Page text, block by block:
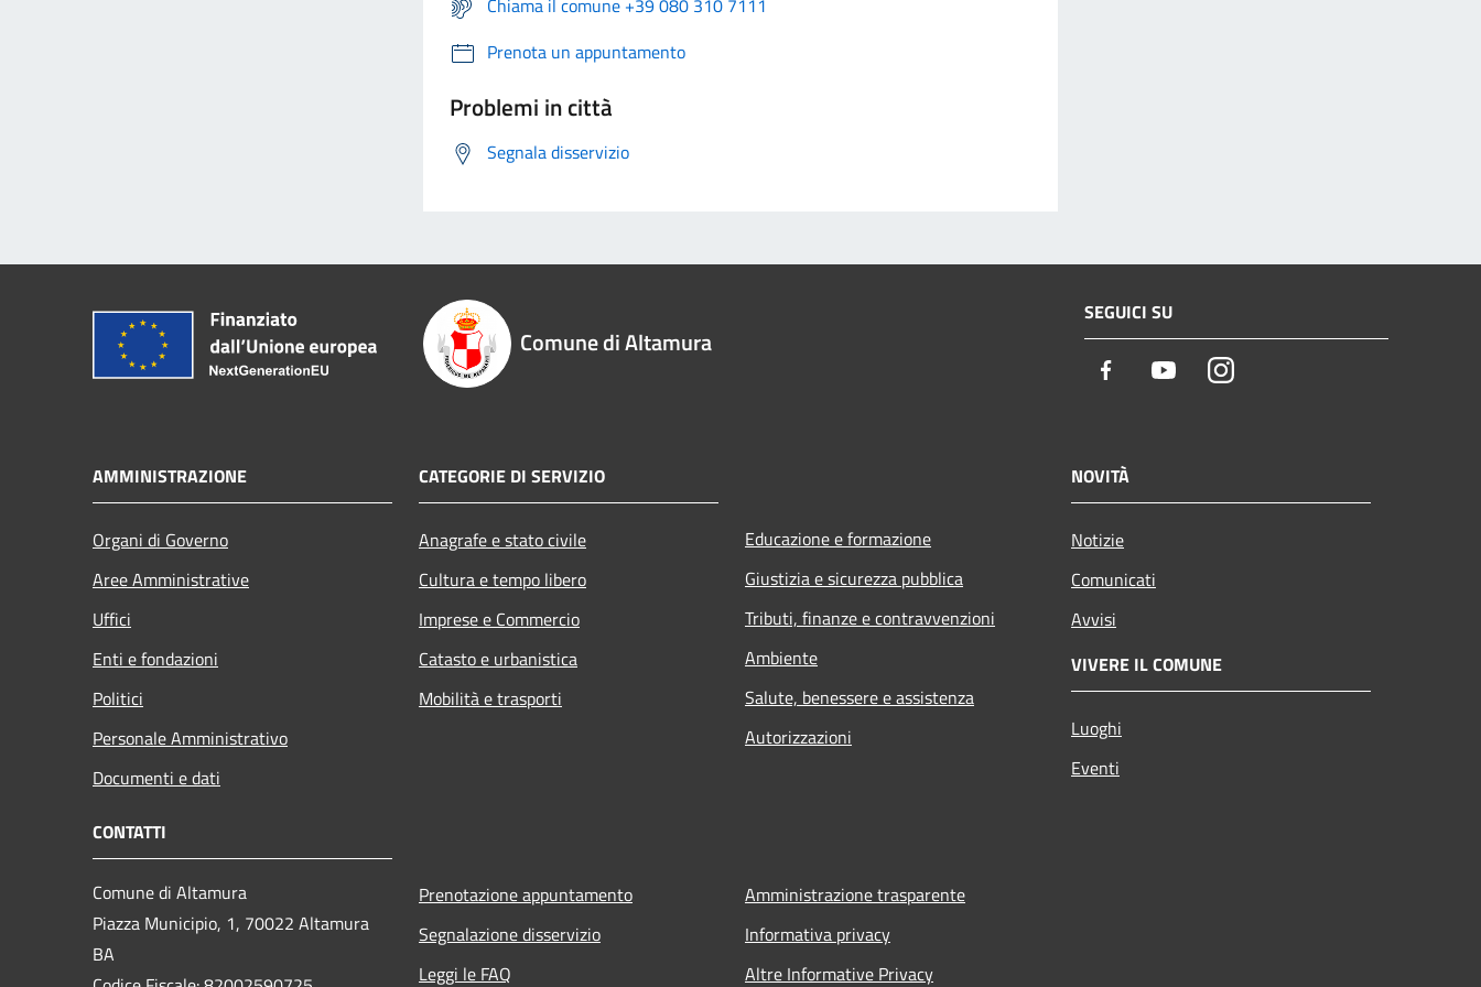
Prenota un appuntamento
Problemi in città
Segnala disservizio
Comune di Altamura
SEGUICI SU
Facebook YoutubeInstagram
AMMINISTRAZIONE
Organi di Governo
Aree Amministrative
Uffici
Enti e fondazioni
Politici
Personale Amministrativo
Documenti e dati
CATEGORIE DI SERVIZIO
Anagrafe e stato civile
Cultura e tempo libero
Imprese e Commercio
Catasto e urbanistica
Mobilità e trasporti
Educazione e formazione
Giustizia e sicurezza pubblica
Tributi, finanze e contravvenzioni
Ambiente
Salute, benessere e assistenza
Autorizzazioni
NOVITÀ
Notizie
Comunicati
Avvisi
VIVERE IL COMUNE
Luoghi
Eventi
CONTATTI
Comune di Altamura
Piazza Municipio, 1, 70022 Altamura
BA
Prenotazione appuntamento
Segnalazione disservizio
Leggi le FAQ
Amministrazione trasparente
Informativa privacy
Altre Informative Privacy